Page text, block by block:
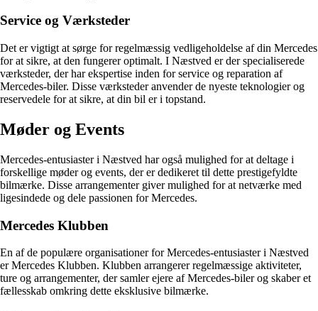
Service og Værksteder
Det er vigtigt at sørge for regelmæssig vedligeholdelse af din Mercedes
for at sikre, at den fungerer optimalt. I Næstved er der specialiserede
værksteder, der har ekspertise inden for service og reparation af
Mercedes-biler. Disse værksteder anvender de nyeste teknologier og
reservedele for at sikre, at din bil er i topstand.
Møder og Events
Mercedes-entusiaster i Næstved har også mulighed for at deltage i
forskellige møder og events, der er dedikeret til dette prestigefyldte
bilmærke. Disse arrangementer giver mulighed for at netværke med
ligesindede og dele passionen for Mercedes.
Mercedes Klubben
En af de populære organisationer for Mercedes-entusiaster i Næstved
er Mercedes Klubben. Klubben arrangerer regelmæssige aktiviteter,
ture og arrangementer, der samler ejere af Mercedes-biler og skaber et
fællesskab omkring dette eksklusive bilmærke.